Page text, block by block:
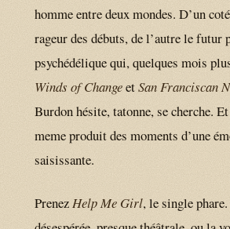
homme entre deux mondes. D’un
rageur des débuts, de l’autre le futur
psychédélique qui, quelques mois
Winds of ChangeetSan Franciscan
Burdon hésite, tatonne, se cherche.
meme produit des moments d’une
saisissante.
PrenezHelp Me Girl, le single